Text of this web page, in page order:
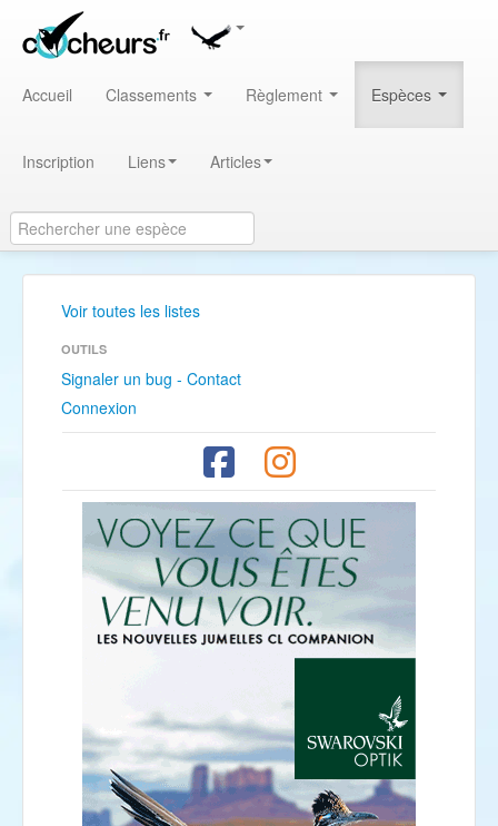
Accueil Classements Règlement Espèces
Inscription Liens Articles
Voir toutes les listes
OUTILS
Signaler un bug - Contact
Connexion